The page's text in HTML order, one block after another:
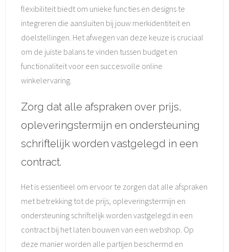
flexibiliteit biedt om unieke functies en designs te
integreren die aansluiten bij jouw merkidentiteit en
doelstellingen. Het afwegen van deze keuze is cruciaal
om de juiste balans te vinden tussen budget en
functionaliteit voor een succesvolle online
winkelervaring.
Zorg dat alle afspraken over prijs,
opleveringstermijn en ondersteuning
schriftelijk worden vastgelegd in een
contract.
Het is essentieel om ervoor te zorgen dat alle afspraken
met betrekking tot de prijs, opleveringstermijn en
ondersteuning schriftelijk worden vastgelegd in een
contract bij het laten bouwen van een webshop. Op
deze manier worden alle partijen beschermd en